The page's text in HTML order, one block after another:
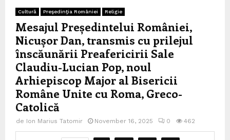
Cultură Preşedinţia României Religie
Mesajul Președintelui României,
Nicușor Dan, transmis cu prilejul
înscăunării Preafericirii Sale
Claudiu-Lucian Pop, noul
Arhiepiscop Major al Bisericii
Române Unite cu Roma, Greco-
Catolică
de Ion Marius Tatomir November 16, 2025 0 462